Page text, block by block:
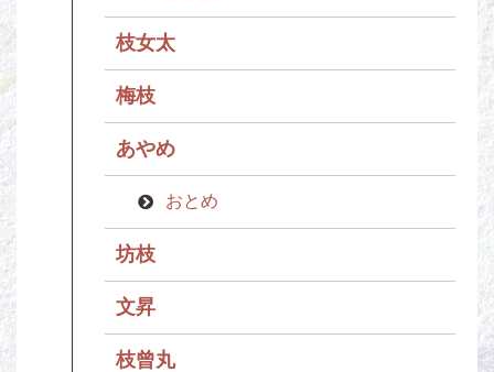
枝女太
梅枝
あやめ
おとめ
坊枝
文昇
枝曾丸